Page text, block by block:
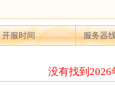
开服时间 服务器
没有找到